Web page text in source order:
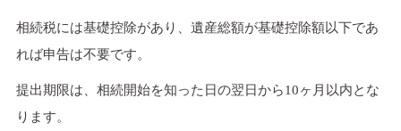
相続税には基礎控除があり、遺産総額が基礎控除額以下であ
れば申告は不要です。
提出期限は、相続開始を知った日の翌日から10ヶ月以内とな
ります。